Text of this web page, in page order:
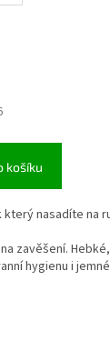
košíku
nasadíte na
zavěšení.
hygienu i